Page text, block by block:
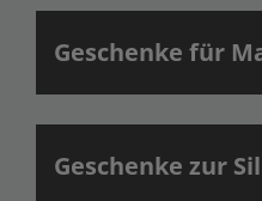
Geschenke für
Geschenke zur